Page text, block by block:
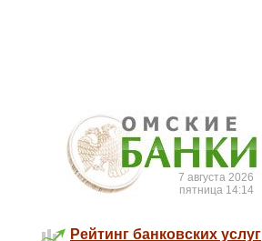
7 августа 2026
пятница 14:14
Рейтинг банковских услуг